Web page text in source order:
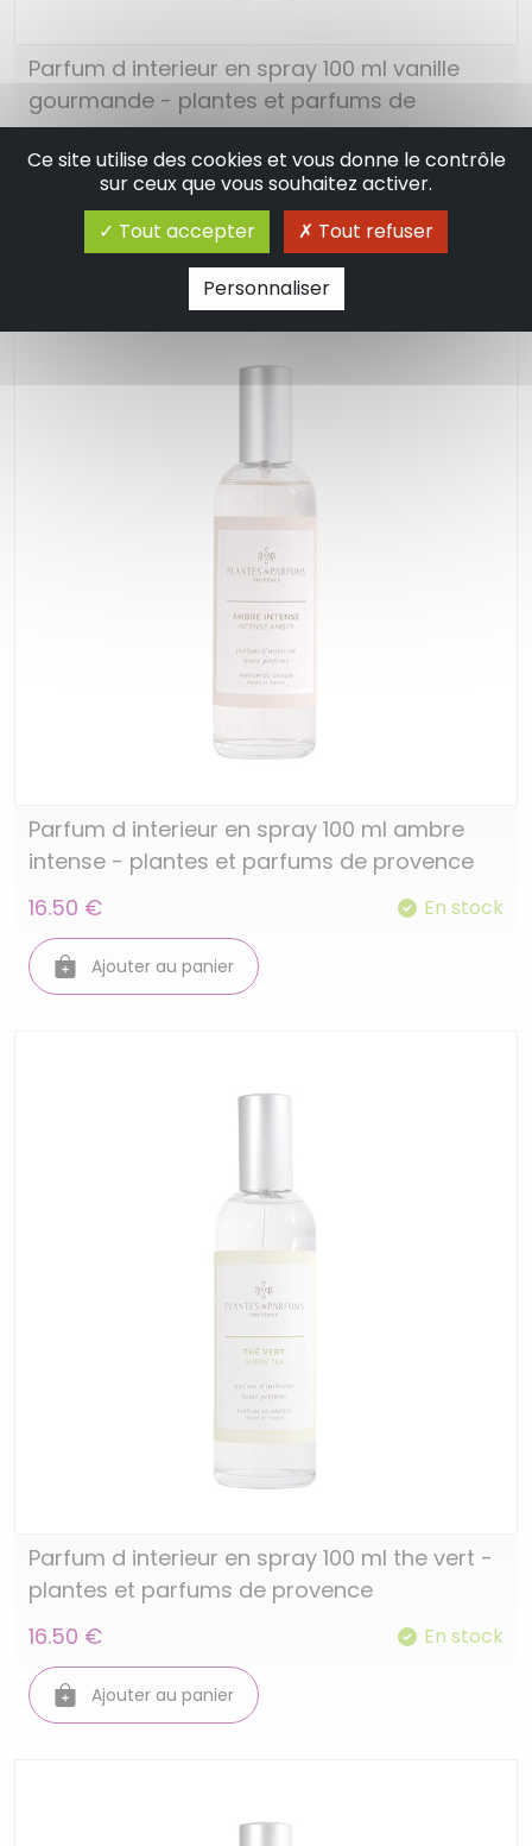
Parfum d interieur en spray 100 ml vanille
gourmande - plantes et parfums de
provence
16.50 €
En stock
Ajouter au panier
Parfum d interieur en spray 100 ml ambre
intense - plantes et parfums de provence
16.50 €
En stock
Ajouter au panier
Parfum d interieur en spray 100 ml the vert -
plantes et parfums de provence
16.50 €
En stock
Ajouter au panier
Ce site utilise des cookies et vous donne le contrôle
sur ceux que vous souhaitez activer.
Tout accepter
Tout refuser
Personnaliser